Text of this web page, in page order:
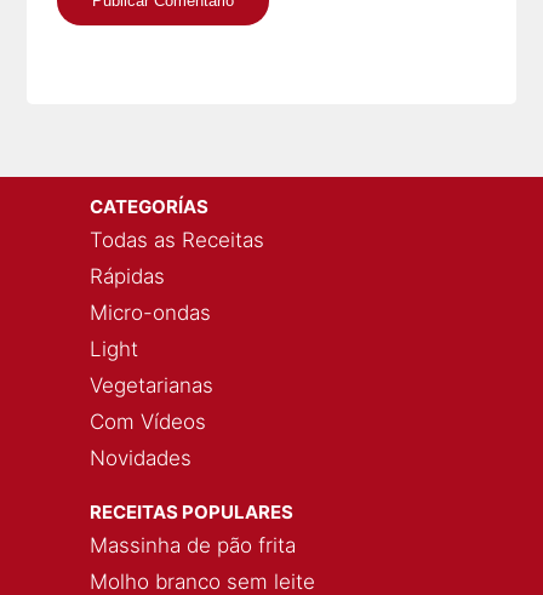
CATEGORÍAS
Todas as Receitas
Rápidas
Micro-ondas
Light
Vegetarianas
Com Vídeos
Novidades
RECEITAS POPULARES
Massinha de pão frita
Molho branco sem leite